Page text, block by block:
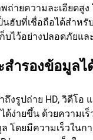
ถ่ายความละเอียดสู
ฮับที่เชื่อถือได้สำหรั
ไว้อย่างปลอดภัยแล
สำรองข้อมูลไ
งรูปถ่าย HD, วิดีโอ
ง่ายขึ้น ด้วยความเร็
โดยมีความเร็วในก